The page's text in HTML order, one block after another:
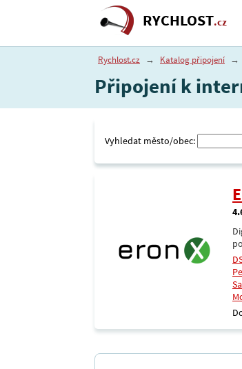
RYCHLOST.cz
Rychlost.cz → Katalog připojení →
Připojení k
Vyhledat město/obec: